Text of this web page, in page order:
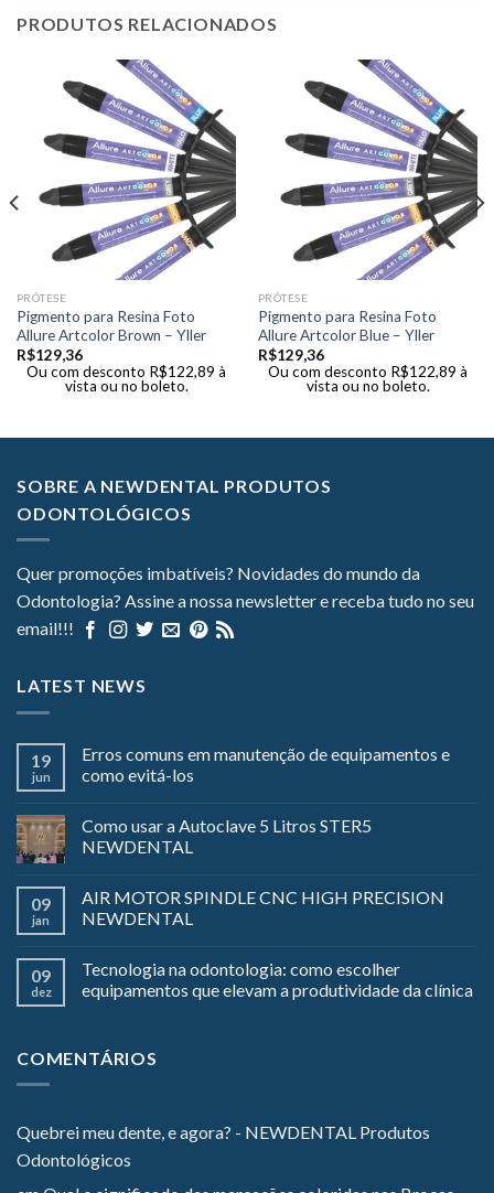
PRODUTOS RELACIONADOS
PRÓTESE
Pigmento para Resina Foto
Allure Artcolor Brown – Yller
R$129,36
Ou com desconto R$122,89 à
vista ou no boleto.
PRÓTESE
Pigmento para Resina Foto
Allure Artcolor Blue – Yller
R$129,36
Ou com desconto R$122,89 à
vista ou no boleto.
SOBRE A NEWDENTAL PRODUTOS
ODONTOLÓGICOS
Quer promoções imbatíveis? Novidades do mundo da
Odontologia? Assine a nossa newsletter e receba tudo no seu
email!!!
LATEST NEWS
19
jun
Erros comuns em manutenção de equipamentos e
como evitá-los
Como usar a Autoclave 5 Litros STER5
NEWDENTAL
09
jan
AIR MOTOR SPINDLE CNC HIGH PRECISION
NEWDENTAL
09
dez
Tecnologia na odontologia: como escolher
equipamentos que elevam a produtividade da clínica
COMENTÁRIOS
Quebrei meu dente, e agora? - NEWDENTAL Produtos
Odontológicos